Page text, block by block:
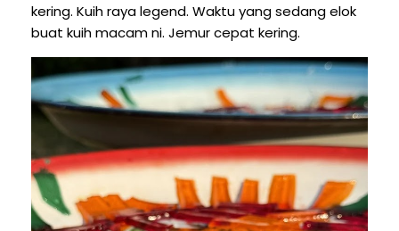
kering. Kuih raya legend. Waktu yang sedang elok
buat kuih macam ni. Jemur cepat kering.